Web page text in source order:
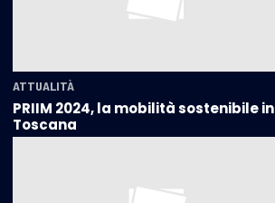
ATTUALITÀ
PRIIM 2024, la mobilità sostenibile in
Toscana